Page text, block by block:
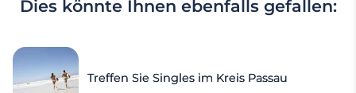
Dies könnte Ihnen ebenfalls gefallen:
Treffen Sie Singles im Kreis Passau